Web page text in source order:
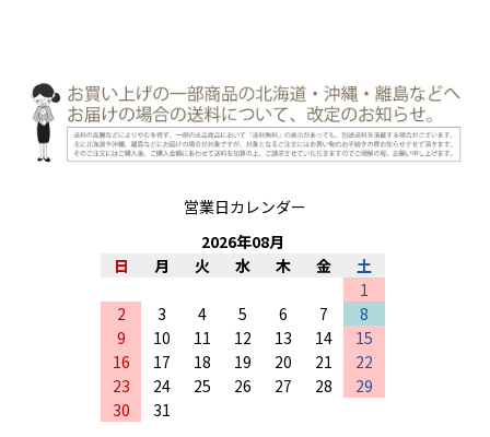
営業日カレンダー
2026年08月
日
月 火 水 木 金
土
1
2
3 4 5 6 7
8
9
10 11 12 13 14
15
16
17 18 19 20 21
22
23
24 25 26 27 28
29
30
31